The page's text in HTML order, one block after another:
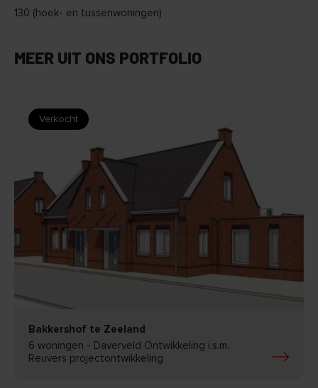
130 (hoek- en tussenwoningen)
MEER UIT ONS PORTFOLIO
Verkocht
Bakkershof te Zeeland
6 woningen - Daverveld Ontwikkeling i.s.m.
Reuvers projectontwikkeling